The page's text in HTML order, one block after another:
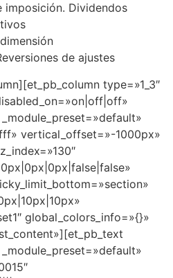
imposición. Dividendos
de ajustes
type=»1_3″
_module_preset=»default»
vertical_offset=»-1000px»
global_colors_info=»{}»
_module_preset=»default»